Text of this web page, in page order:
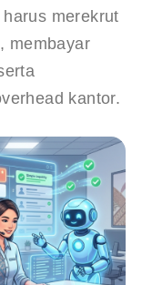
merekrut
membayar
kantor.